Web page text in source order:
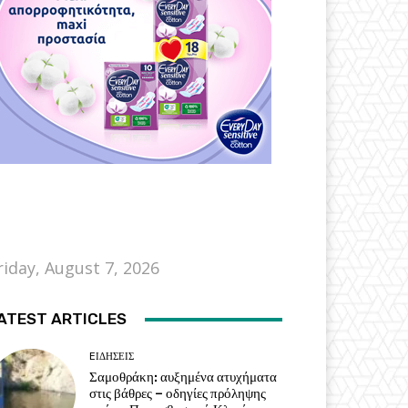
August 7, 2026
ARTICLES
EΙΔΗΣΕΙΣ
Σαμοθράκη: αυξημένα ατυχήματα
στις βάθρες – οδηγίες πρόληψης